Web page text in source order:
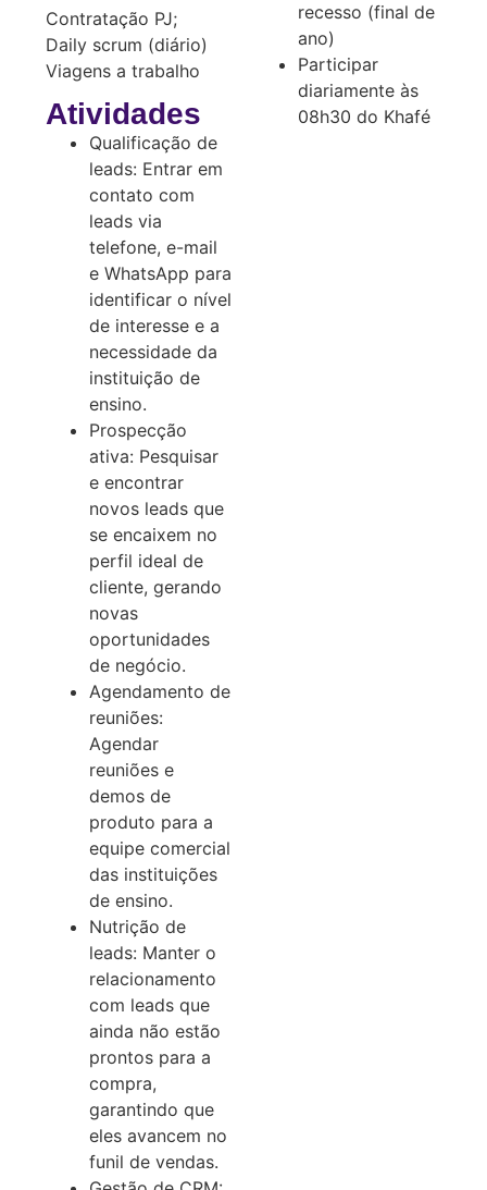
Contratação PJ;
Daily scrum (diário)
Viagens a trabalho
Atividades
Qualificação de
leads: Entrar em
contato com
leads via
telefone, e-mail
e WhatsApp para
identificar o nível
de interesse e a
necessidade da
instituição de
ensino.
Prospecção
ativa: Pesquisar
e encontrar
novos leads que
se encaixem no
perfil ideal de
cliente, gerando
novas
oportunidades
de negócio.
Agendamento de
reuniões:
Agendar
reuniões e
demos de
produto para a
equipe comercial
das instituições
de ensino.
Nutrição de
leads: Manter o
relacionamento
com leads que
ainda não estão
prontos para a
compra,
garantindo que
eles avancem no
funil de vendas.
recesso (final de
ano)
Participar
diariamente às
08h30 do Khafé